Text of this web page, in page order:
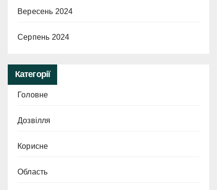
Вересень 2024
Серпень 2024
Категорії
Головне
Дозвілля
Корисне
Область